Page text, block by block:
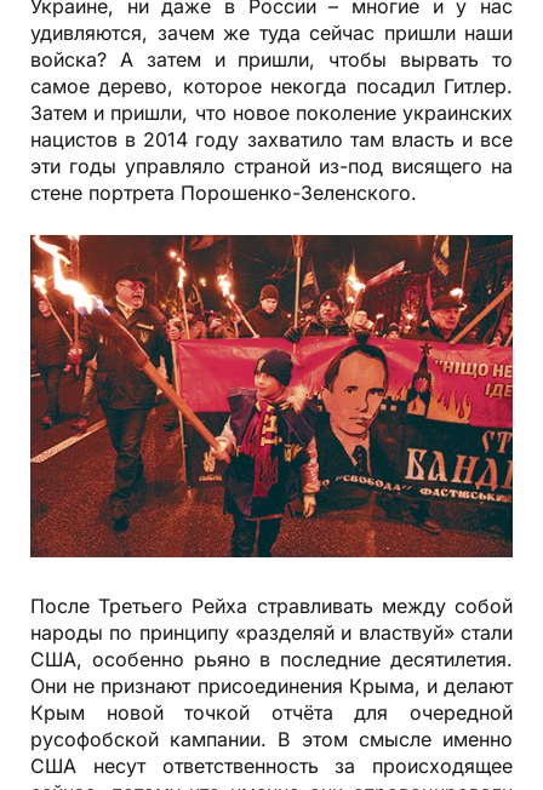
Украине, ни даже в России – многие и у нас
удивляются, зачем же туда сейчас пришли наши
войска? А затем и пришли, чтобы вырвать то
самое дерево, которое некогда посадил Гитлер.
Затем и пришли, что новое поколение украинских
нацистов в 2014 году захватило там власть и все
эти годы управляло страной из-под висящего на
стене портрета Порошенко-Зеленского.
После Третьего Рейха стравливать между собой
народы по принципу «разделяй и властвуй» стали
США, особенно рьяно в последние десятилетия.
Они не признают присоединения Крыма, и делают
Крым новой точкой отчёта для очередной
русофобской кампании. В этом смысле именно
США несут ответственность за происходящее